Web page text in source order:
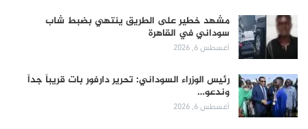
مشهد خطير على الطريق ينتهي بضبط شاب
سوداني في القاهرة
أغسطس 6, 2026
رئيس الوزراء السوداني: تحرير دارفور بات قريباً جداً
وندعو…
أغسطس 6, 2026